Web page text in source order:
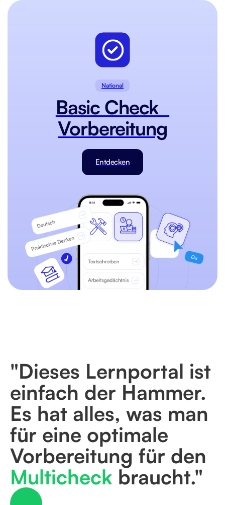
National
Basic Check
Vorbereitung
Entdecken
"Dieses Lernportal ist
einfach der Hammer.
Es hat alles, was man
für eine optimale
Vorbereitung für den
Multicheck braucht."